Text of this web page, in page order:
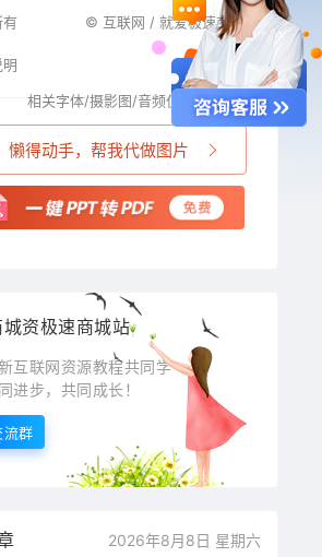
© 互联网 / 就爱极速商城
相关字体/摄影图/音频仅供参考 i
懒得动手，帮我代做图片
资极速商城站
互联网资源教程共同学
进步，共同成长！
群
2026年8月8日 星期六